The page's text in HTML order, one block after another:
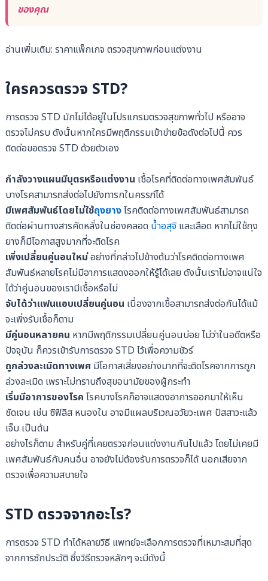
ของคุณ
อ่านเพิ่มเติม: ราคาแพ็กเกจ ตรวจสุขภาพก่อนแต่งงาน
ใครควรตรวจ STD?
การตรวจ STD มักไม่ได้อยู่ในโปรแกรมตรวจสุขภาพทั่วไป หรืออาจ
ตรวจไม่ครบ ดังนั้นหากใครมีพฤติกรรมเข้าข่ายข้อดังต่อไปนี้ ควร
ติดต่อขอตรวจ STD ด้วยตัวเอง
กำลังวางแผนมีบุตรหรือแต่งงาน เชื้อโรคที่ติดต่อทางเพศสัมพันธ์
บางโรคสามารถส่งต่อไปยังทารกในครรภ์ได้
มีเพศสัมพันธ์โดยไม่ใช้ถุงยางโรคติดต่อทางเพศสัมพันธ์สามารถ
ติดต่อผ่านทางสารคัดหลั่งในช่องคลอด น้ำอสุจิและเลือด หากไม่ใช้ถุง
ยางก็มีโอกาสสูงมากที่จะติดโรค
เพิ่งเปลี่ยนคู่นอนใหม่อย่างที่กล่าวไปข้างต้นว่าโรคติดต่อทางเพศ
สัมพันธ์หลายโรคไม่มีอาการแสดงออกให้รู้ได้เลย ดังนั้นเราไม่อาจแน่ใจ
ได้ว่าคู่นอนของเรามีเชื้อหรือไม่
จับได้ว่าแฟนแอบเปลี่ยนคู่นอน เนื่องจากเชื้อสามารถส่งต่อกันได้แม้
จะเพิ่งรับเชื้อก็ตาม
มีคู่นอนหลายคน หากมีพฤติกรรมเปลี่ยนคู่นอนบ่อย ไม่ว่าในอดีตหรือ
ปัจจุบัน ก็ควรเข้ารับการตรวจ STD ไว้เพื่อความชัวร์
ถูกล่วงละเมิดทางเพศมีโอกาสเสี่ยงอย่างมากที่จะติดโรคจากการถูก
ล่วงละเมิด เพราะไม่ทราบถึงสุขอนามัยของผู้กระทำ
เริ่มมีอาการของโรค โรคบางโรคก็อาจแสดงอาการออกมาให้เห็น
ชัดเจน เช่น ซิฟิลิส หนองใน อาจมีแผลบริเวณอวัยวะเพศ ปัสสาวะแล้ว
เจ็บ เป็นต้น
อย่างไรก็ตาม สำหรับคู่ที่เคยตรวจก่อนแต่งงานกันไปแล้ว โดยไม่เคยมี
เพศสัมพันธ์กับคนอื่น อาจยังไม่ต้องรับการตรวจก็ได้ นอกเสียจาก
ตรวจเพื่อความสบายใจ
STD ตรวจจากอะไร?
การตรวจ STD ทำได้หลายวิธี แพทย์จะเลือกการตรวจที่เหมาะสมที่สุด
จากการซักประวัติ ซึ่งวิธีตรวจหลักๆ จะมีดังนี้